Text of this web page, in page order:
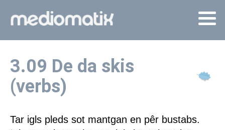
3.09 De da skis
(verbs)
Tar igls pleds sot mantgan en pêr bustabs.